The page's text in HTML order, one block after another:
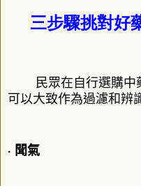
三步驟挑對好
民眾在自行選購中
可以大致作為過濾和辨
‧ 聞氣